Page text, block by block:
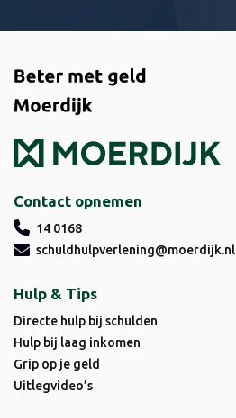
Contact opnemen
14 0168
schuldhulpverlening@moerdijk.nl
Hulp & Tips
Directe hulp bij schulden
Hulp bij laag inkomen
Grip op je geld
Uitlegvideo’s